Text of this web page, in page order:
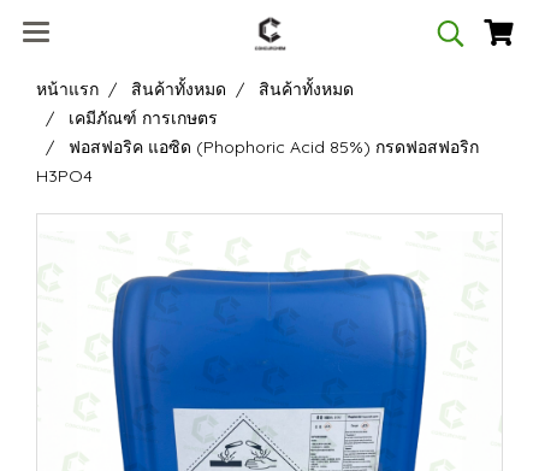
หน้าแรก สินค้าทั้งหมด
สินค้าทั้งหมด
เคมีภัณฑ์ การเกษตร
ฟอสฟอริค แอซิด (Phophoric Acid 85%) กรดฟอสฟอริก
H3PO4